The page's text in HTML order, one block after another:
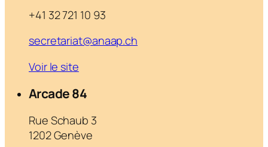
+41 32 721 10 93
secretariat@anaap.ch
Voir le site
Arcade 84
Rue Schaub 3
1202 Genève